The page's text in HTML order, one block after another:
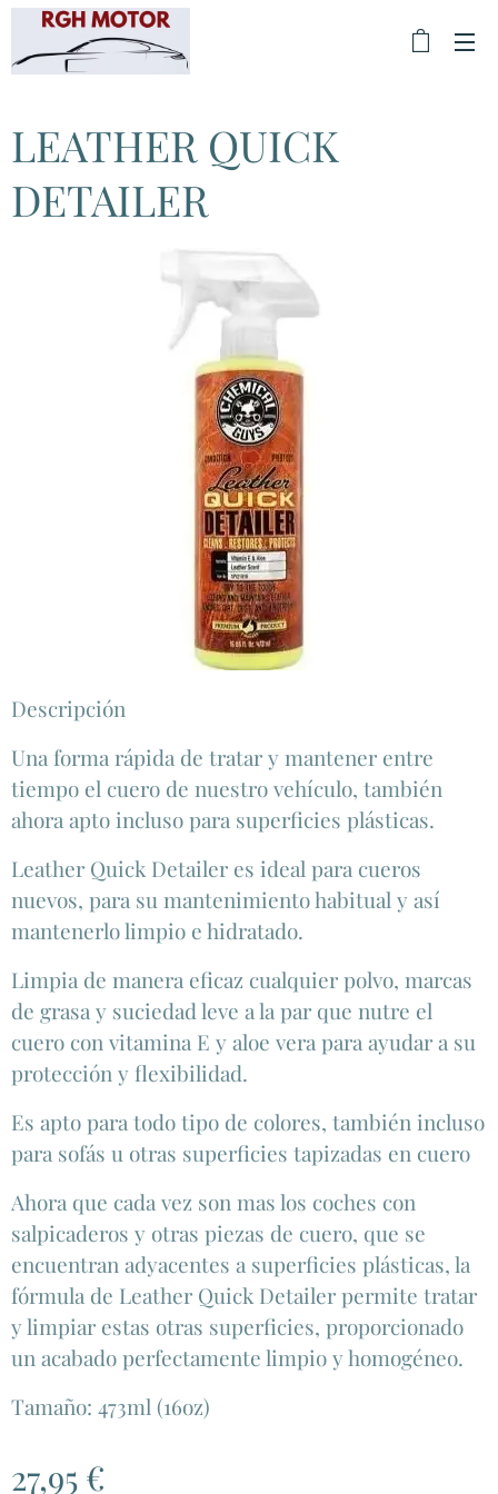
LEATHER QUICK
DETAILER
Descripción
Una forma rápida de tratar y mantener entre
tiempo el cuero de nuestro vehículo, también
ahora apto incluso para superficies plásticas.
Leather Quick Detailer es ideal para cueros
nuevos, para su mantenimiento habitual y así
mantenerlo limpio e hidratado.
Limpia de manera eficaz cualquier polvo, marcas
de grasa y suciedad leve a la par que nutre el
cuero con vitamina E y aloe vera para ayudar a su
protección y flexibilidad.
Es apto para todo tipo de colores, también incluso
para sofás u otras superficies tapizadas en cuero
Ahora que cada vez son mas los coches con
salpicaderos y otras piezas de cuero, que se
encuentran adyacentes a superficies plásticas, la
fórmula de Leather Quick Detailer permite tratar
y limpiar estas otras superficies, proporcionado
un acabado perfectamente limpio y homogéneo.
Tamaño: 473ml (16oz)
27,95 €